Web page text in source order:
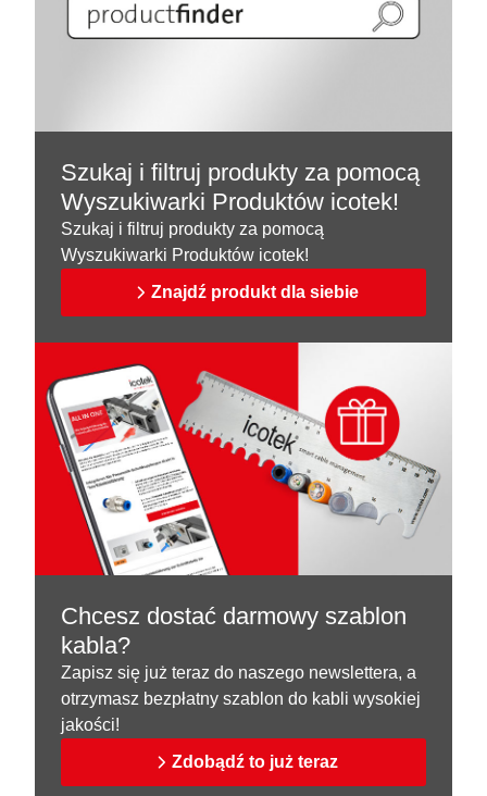
Szukaj i filtruj produkty za pomocą
Wyszukiwarki Produktów icotek!
Szukaj i filtruj produkty za pomocą
Wyszukiwarki Produktów icotek!
Znajdź produkt dla siebie
Chcesz dostać darmowy szablon
kabla?
Zapisz się już teraz do naszego newslettera, a
otrzymasz bezpłatny szablon do kabli wysokiej
jakości!
Zdobądź to już teraz